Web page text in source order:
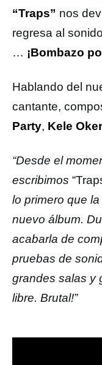
“Traps” nos
regresa al
… ¡Bombazo
Hablando del
cantante,
Party, Kele
“Desde el
escribimos
lo primero que
nuevo álbum.
acabarla de
pruebas de
grandes salas y
libre. Brutal!”